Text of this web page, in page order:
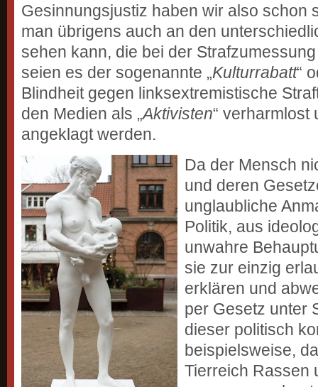
Gesinnungsjustiz haben wir also schon
man übrigens auch an den
sehen kann, die bei der
seien es der sogenannte „Kulturrabatt“
Blindheit gegen linksextremistische
den Medien als „Aktivisten“ verharmlost
angeklagt werden.
Da der Mensch
und deren
unglaubliche
Politik, aus
unwahre
sie zur einzig
erklären und
per Gesetz unter
dieser politisch
beispielsweise,
Tierreich Rassen